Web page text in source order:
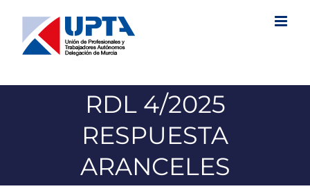
contenido
RDL 4/2025
RESPUESTA
ARANCELES